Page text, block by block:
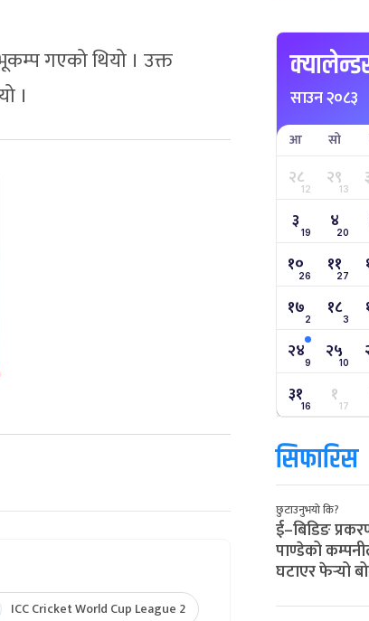
गएको थियो । उक्त
।
ICC Cricket World Cup League 2
साउन २०८३
आ सो
२८12 २९13
३ 19 ४20
१०26 ११27
१७2 १८3
२४9 २५10
३१16 १17
सिफारिस
छुटाउनुभयो कि?
ई–बिडिङ
पाण्डेको
घटाएर फेर्‍यो